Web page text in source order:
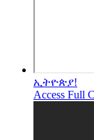
ኢትዮጵያ!
Access Full